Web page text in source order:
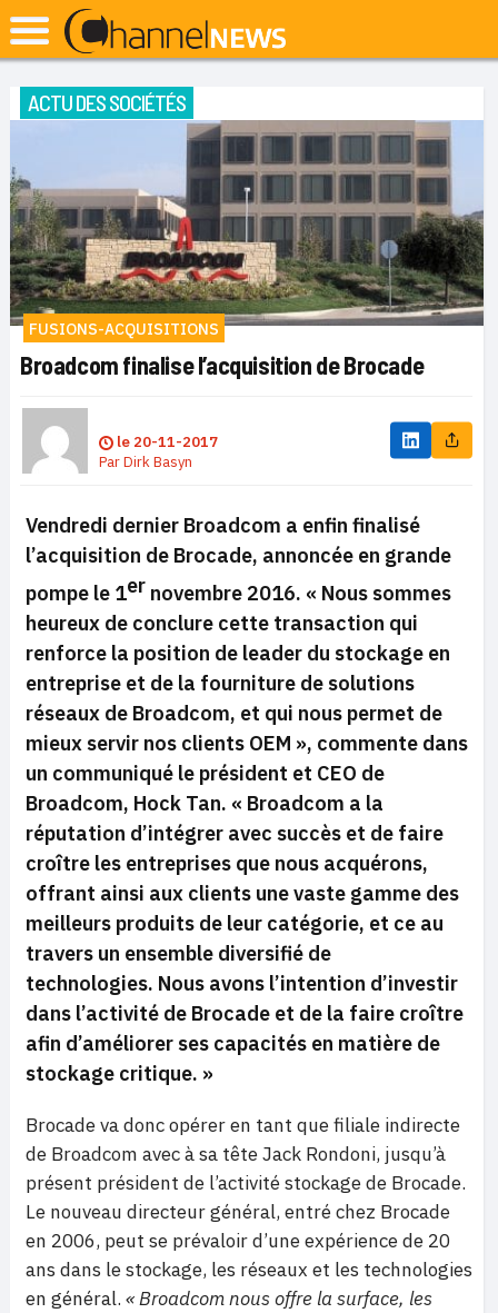
ACTU DES SOCIÉTÉS
FUSIONS-ACQUISITIONS
Broadcom finalise l’acquisition de Brocade
le 20-11-2017
ParDirk Basyn
Vendredi dernier Broadcom a enfin finalisé
l’acquisition de Brocade, annoncée en grande
pompe le 1er novembre 2016. « Nous sommes
heureux de conclure cette transaction qui
renforce la position de leader du stockage en
entreprise et de la fourniture de solutions
réseaux de Broadcom, et qui nous permet de
mieux servir nos clients OEM », commente dans
un communiqué le président et CEO de
Broadcom, Hock Tan. « Broadcom a la
réputation d’intégrer avec succès et de faire
croître les entreprises que nous acquérons,
offrant ainsi aux clients une vaste gamme des
meilleurs produits de leur catégorie, et ce au
travers un ensemble diversifié de
technologies. Nous avons l’intention d’investir
dans l’activité de Brocade et de la faire croître
afin d’améliorer ses capacités en matière de
stockage critique. »
Brocade va donc opérer en tant que filiale indirecte
de Broadcom avec à sa tête Jack Rondoni, jusqu’à
présent président de l’activité stockage de Brocade.
Le nouveau directeur général, entré chez Brocade
en 2006, peut se prévaloir d’une expérience de 20
ans dans le stockage, les réseaux et les technologies
en général. « Broadcom nous offre la surface, les